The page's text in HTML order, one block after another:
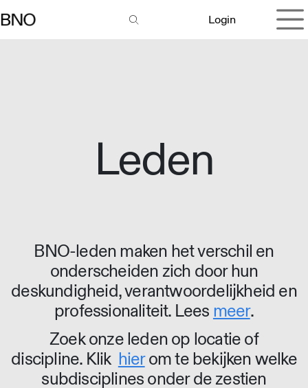
Login
Leden
BNO-leden maken het verschil en
onderscheiden zich door hun
deskundigheid, verantwoordelijkheid en
professionaliteit. Lees meer.
Zoek onze leden op locatie of
discipline. Klik hierom te bekijken welke
subdisciplines onder de zestien